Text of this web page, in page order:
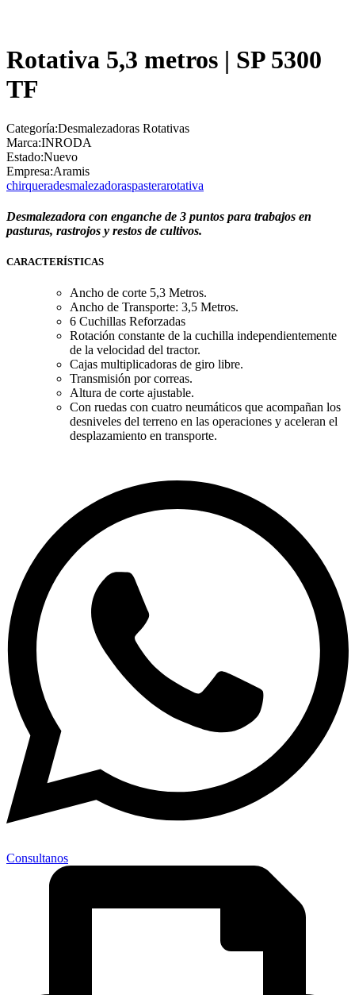
Rotativa 5,3 metros | SP 5300
TF
Categoría:Desmalezadoras Rotativas
Marca:INRODA
Estado:Nuevo
Empresa:Aramis
chirqueradesmalezadoraspasterarotativa
Desmalezadora con enganche de 3 puntos para trabajos en
pasturas, rastrojos y restos de cultivos.
CARACTERÍSTICAS
Ancho de corte 5,3 Metros.
Ancho de Transporte: 3,5 Metros.
6 Cuchillas Reforzadas
Rotación constante de la cuchilla independientemente
de la velocidad del tractor.
Cajas multiplicadoras de giro libre.
Transmisión por correas.
Altura de corte ajustable.
Con ruedas con cuatro neumáticos que acompañan los
desniveles del terreno en las operaciones y aceleran el
desplazamiento en transporte.
Consultanos